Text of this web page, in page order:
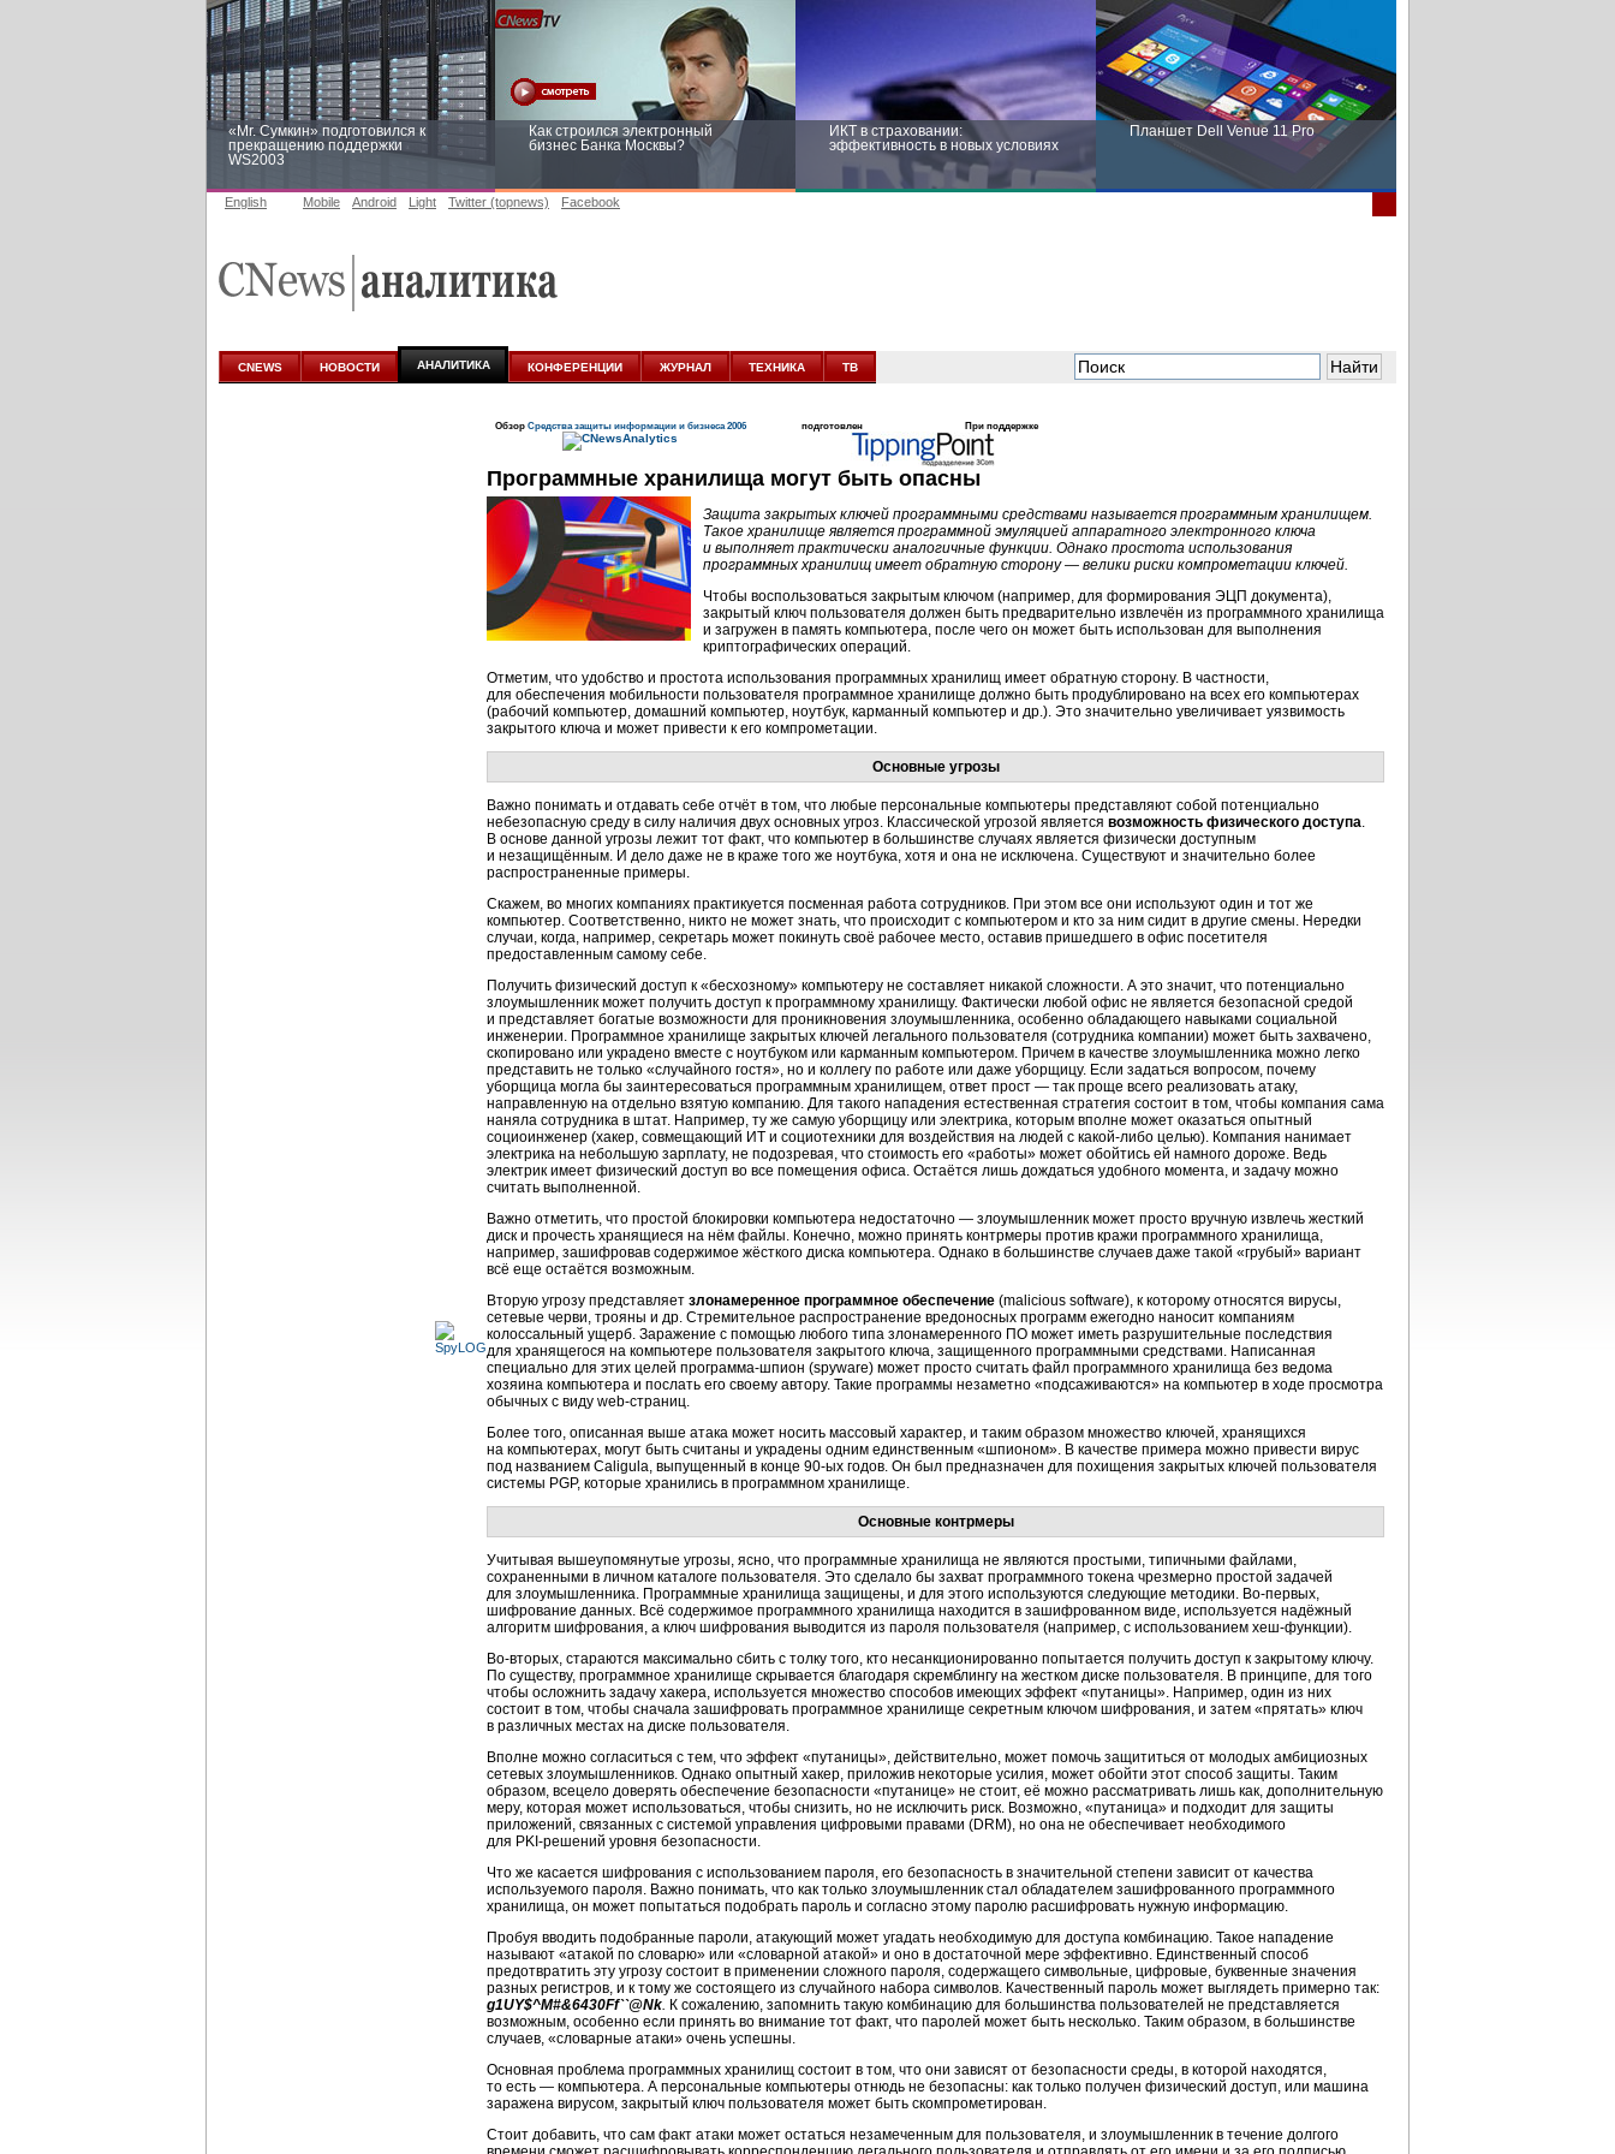
«Mr. Сумкин» подготовился к
прекращению поддержки
WS2003
Как строился электронный
бизнес Банка Москвы?
ИКТ в страховании:
эффективность в новых условиях
Планшет Dell Venue 11 Pro
аналитике
новых условиях
English Mobile Android Light Twitter (topnews) Facebook
CNEWS НОВОСТИ АНАЛИТИКА КОНФЕРЕНЦИИ ЖУРНАЛ ТЕХНИКА ТВ
Обзор Средства защиты информации и бизнеса 2006 подготовлен При поддержке
Программные хранилища могут быть опасны
Защита закрытых ключей программными средствами называется программным хранилищем.
Такое хранилище является программной эмуляцией аппаратного электронного ключа
и выполняет практически аналогичные функции. Однако простота использования
программных хранилищ имеет обратную сторону — велики риски компрометации ключей.
Чтобы воспользоваться закрытым ключом (например, для формирования ЭЦП документа),
закрытый ключ пользователя должен быть предварительно извлечён из программного хранилища
и загружен в память компьютера, после чего он может быть использован для выполнения
криптографических операций.
Отметим, что удобство и простота использования программных хранилищ имеет обратную сторону. В частности,
для обеспечения мобильности пользователя программное хранилище должно быть продублировано на всех его компьютерах
(рабочий компьютер, домашний компьютер, ноутбук, карманный компьютер и др.). Это значительно увеличивает уязвимость
закрытого ключа и может привести к его компрометации.
Основные угрозы
Важно понимать и отдавать себе отчёт в том, что любые персональные компьютеры представляют собой потенциально
небезопасную среду в силу наличия двух основных угроз. Классической угрозой является возможность физического доступа.
В основе данной угрозы лежит тот факт, что компьютер в большинстве случаях является физически доступным
и незащищённым. И дело даже не в краже того же ноутбука, хотя и она не исключена. Существуют и значительно более
распространенные примеры.
Скажем, во многих компаниях практикуется посменная работа сотрудников. При этом все они используют один и тот же
компьютер. Соответственно, никто не может знать, что происходит с компьютером и кто за ним сидит в другие смены. Нередки
случаи, когда, например, секретарь может покинуть своё рабочее место, оставив пришедшего в офис посетителя
предоставленным самому себе.
Получить физический доступ к «бесхозному» компьютеру не составляет никакой сложности. А это значит, что потенциально
злоумышленник может получить доступ к программному хранилищу. Фактически любой офис не является безопасной средой
и представляет богатые возможности для проникновения злоумышленника, особенно обладающего навыками социальной
инженерии. Программное хранилище закрытых ключей легального пользователя (сотрудника компании) может быть захвачено,
скопировано или украдено вместе с ноутбуком или карманным компьютером. Причем в качестве злоумышленника можно легко
представить не только «случайного гостя», но и коллегу по работе или даже уборщицу. Если задаться вопросом, почему
уборщица могла бы заинтересоваться программным хранилищем, ответ прост — так проще всего реализовать атаку,
направленную на отдельно взятую компанию. Для такого нападения естественная стратегия состоит в том, чтобы компания сама
наняла сотрудника в штат. Например, ту же самую уборщицу или электрика, которым вполне может оказаться опытный
социоинженер (хакер, совмещающий ИТ и социотехники для воздействия на людей с какой-либо целью). Компания нанимает
электрика на небольшую зарплату, не подозревая, что стоимость его «работы» может обойтись ей намного дороже. Ведь
электрик имеет физический доступ во все помещения офиса. Остаётся лишь дождаться удобного момента, и задачу можно
считать выполненной.
Важно отметить, что простой блокировки компьютера недостаточно — злоумышленник может просто вручную извлечь жесткий
диск и прочесть хранящиеся на нём файлы. Конечно, можно принять контрмеры против кражи программного хранилища,
например, зашифровав содержимое жёсткого диска компьютера. Однако в большинстве случаев даже такой «грубый» вариант
всё еще остаётся возможным.
Вторую угрозу представляет злонамеренное программное обеспечение (malicious software), к которому относятся вирусы,
сетевые черви, трояны и др. Стремительное распространение вредоносных программ ежегодно наносит компаниям
колоссальный ущерб. Заражение с помощью любого типа злонамеренного ПО может иметь разрушительные последствия
для хранящегося на компьютере пользователя закрытого ключа, защищенного программными средствами. Написанная
специально для этих целей программа-шпион (spyware) может просто считать файл программного хранилища без ведома
хозяина компьютера и послать его своему автору. Такие программы незаметно «подсаживаются» на компьютер в ходе просмотра
обычных с виду web-страниц.
Более того, описанная выше атака может носить массовый характер, и таким образом множество ключей, хранящихся
на компьютерах, могут быть считаны и украдены одним единственным «шпионом». В качестве примера можно привести вирус
под названием Caligula, выпущенный в конце 90-ых годов. Он был предназначен для похищения закрытых ключей пользователя
системы PGP, которые хранились в программном хранилище.
Основные контрмеры
Учитывая вышеупомянутые угрозы, ясно, что программные хранилища не являются простыми, типичными файлами,
сохраненными в личном каталоге пользователя. Это сделало бы захват программного токена чрезмерно простой задачей
для злоумышленника. Программные хранилища защищены, и для этого используются следующие методики. Во-первых,
шифрование данных. Всё содержимое программного хранилища находится в зашифрованном виде, используется надёжный
алгоритм шифрования, а ключ шифрования выводится из пароля пользователя (например, с использованием хеш-функции).
Во-вторых, стараются максимально сбить с толку того, кто несанкционированно попытается получить доступ к закрытому ключу.
По существу, программное хранилище скрывается благодаря скремблингу на жестком диске пользователя. В принципе, для того
чтобы осложнить задачу хакера, используется множество способов имеющих эффект «путаницы». Например, один из них
состоит в том, чтобы сначала зашифровать программное хранилище секретным ключом шифрования, и затем «прятать» ключ
в различных местах на диске пользователя.
Вполне можно согласиться с тем, что эффект «путаницы», действительно, может помочь защититься от молодых амбициозных
сетевых злоумышленников. Однако опытный хакер, приложив некоторые усилия, может обойти этот способ защиты. Таким
образом, всецело доверять обеспечение безопасности «путанице» не стоит, её можно рассматривать лишь как, дополнительную
меру, которая может использоваться, чтобы снизить, но не исключить риск. Возможно, «путаница» и подходит для защиты
приложений, связанных с системой управления цифровыми правами (DRM), но она не обеспечивает необходимого
для PKI-решений уровня безопасности.
Что же касается шифрования с использованием пароля, его безопасность в значительной степени зависит от качества
используемого пароля. Важно понимать, что как только злоумышленник стал обладателем зашифрованного программного
хранилища, он может попытаться подобрать пароль и согласно этому паролю расшифровать нужную информацию.
Пробуя вводить подобранные пароли, атакующий может угадать необходимую для доступа комбинацию. Такое нападение
называют «атакой по словарю» или «словарной атакой» и оно в достаточной мере эффективно. Единственный способ
предотвратить эту угрозу состоит в применении сложного пароля, содержащего символьные, цифровые, буквенные значения
разных регистров, и к тому же состоящего из случайного набора символов. Качественный пароль может выглядеть примерно так:
g1UY$^M#&6430Ff``@Nk. К сожалению, запомнить такую комбинацию для большинства пользователей не представляется
возможным, особенно если принять во внимание тот факт, что паролей может быть несколько. Таким образом, в большинстве
случаев, «словарные атаки» очень успешны.
Основная проблема программных хранилищ состоит в том, что они зависят от безопасности среды, в которой находятся,
то есть — компьютера. А персональные компьютеры отнюдь не безопасны: как только получен физический доступ, или машина
заражена вирусом, закрытый ключ пользователя может быть скомпрометирован.
Стоит добавить, что сам факт атаки может остаться незамеченным для пользователя, и злоумышленник в течение долгого